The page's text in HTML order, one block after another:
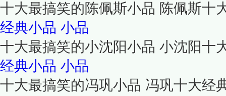
十大最搞笑的陈佩斯小品 陈佩斯十
经典小品 小品
十大最搞笑的小沈阳小品 小沈阳十
经典小品 小品
十大最搞笑的冯巩小品 冯巩十大经